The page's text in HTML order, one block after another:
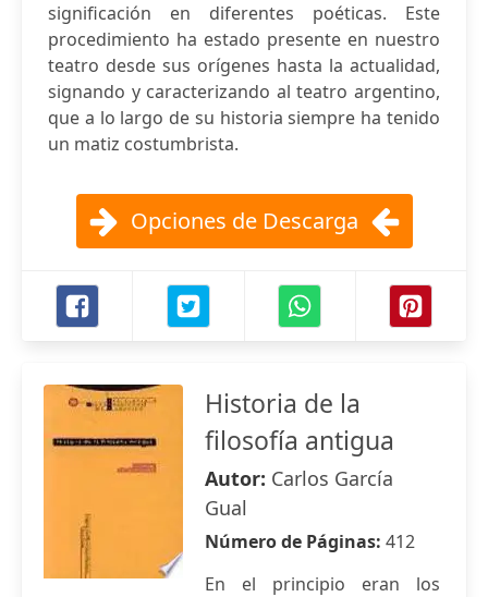
significación en diferentes poéticas. Este
procedimiento ha estado presente en nuestro
teatro desde sus orígenes hasta la actualidad,
signando y caracterizando al teatro argentino,
que a lo largo de su historia siempre ha tenido
un matiz costumbrista.
Opciones de Descarga
Historia de la
filosofía antigua
Autor: Carlos García
Gual
Número de Páginas: 412
En el principio eran los